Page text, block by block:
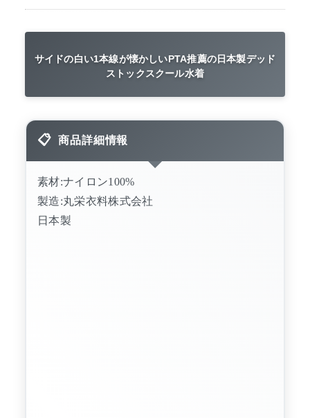
サイドの白い1本線が懐かしいPTA推薦の日本製デッド
ストックスクール水着
商品詳細情報
素材:ナイロン100%
製造:丸栄衣料株式会社
日本製